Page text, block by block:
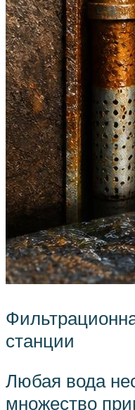
станции
Любая вода
множество